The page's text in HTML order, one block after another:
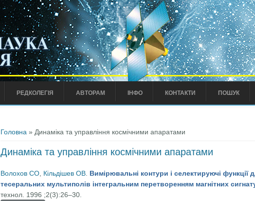
РЕДКОЛЕГІЯ АВТОРАМ ІНФО КОНТАКТИ ПОШУК
Головна» Динаміка та управління космічними апаратами
Динаміка та управління космічними апаратами
Волохов СО, Кільдішев ОВ. Вимірювальні контури і селектируючі функції
тесеральних мультиполів інтегральним перетворенням магнітних
технол. 1996 ;2(3):26–30.